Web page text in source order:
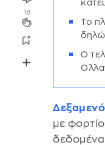
18
Το
Ο
με
δεδομένα